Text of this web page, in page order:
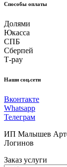
Способы оплаты
Долями
Юкасса
СПБ
Сберпей
Т-pay
Наши соц.сети
Вконтакте
Whatsapp
Телеграм
ИП Малышев
Логинов
Заказ услуги